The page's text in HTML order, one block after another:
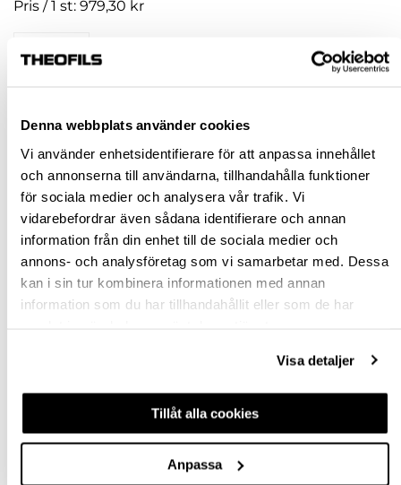
Denna webbplats använder cookies
Vi använder enhetsidentifierare för att anpassa innehållet
och annonserna till användarna, tillhandahålla funktioner
för sociala medier och analysera vår trafik. Vi
vidarebefordrar även sådana identifierare och annan
information från din enhet till de sociala medier och
annons- och analysföretag som vi samarbetar med. Dessa
kan i sin tur kombinera informationen med annan
information som du har tillhandahållit eller som de har
Visa detaljer
Tillåt alla cookies
Anpassa
Pris / 1 st: 979,30 kr
st
Jönköping huvudlager Beställningsvara
Jönköping butik Slut i lager
Malmö butik Slut i lager
Stockholm butik Slut i lager
Snabba leveranser
Hämta i butik
SPECIFIKATION